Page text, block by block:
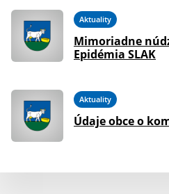
Aktuality
Mimoriadne
Epidémia SLAK
Aktuality
Údaje obce o